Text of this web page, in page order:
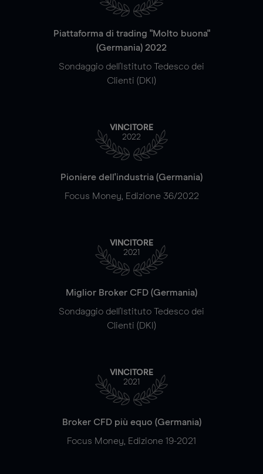
Piattaforma di trading "Molto buona"
(Germania) 2022
Sondaggio dell'Istituto Tedesco dei
Clienti (DKI)
VINCITORE
2022
Pioniere dell'industria (Germania)
Focus Money, Edizione 36/2022
VINCITORE
2021
Miglior Broker CFD (Germania)
Sondaggio dell'Istituto Tedesco dei
Clienti (DKI)
VINCITORE
2021
Broker CFD più equo (Germania)
Focus Money, Edizione 19-2021